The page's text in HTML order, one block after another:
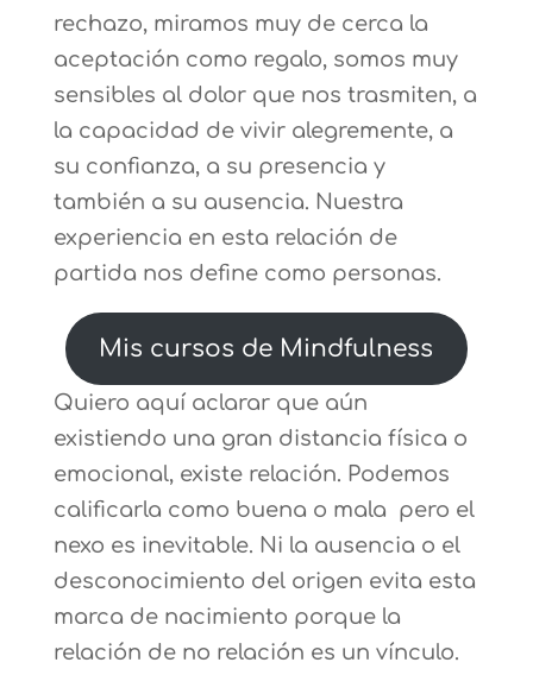
rechazo, miramos muy de cerca la
aceptación como regalo, somos muy
sensibles al dolor que nos trasmiten, a
la capacidad de vivir alegremente, a
su confianza, a su presencia y
también a su ausencia. Nuestra
experiencia en esta relación de
partida nos define como personas.
Mis cursos de Mindfulness
Quiero aquí aclarar que aún
existiendo una gran distancia física o
emocional, existe relación. Podemos
calificarla como buena o mala pero el
nexo es inevitable. Ni la ausencia o el
desconocimiento del origen evita esta
marca de nacimiento porque la
relación de no relación es un vínculo.